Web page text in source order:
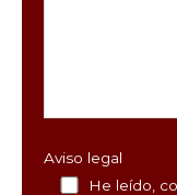
Aviso legal
He leído,